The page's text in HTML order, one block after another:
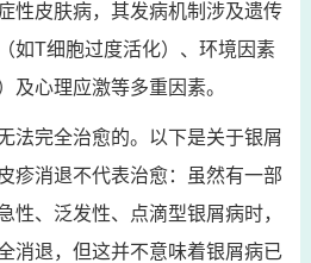
性皮肤病，其发病机制涉及遗传
如T细胞过度活化）、环境因素
及心理应激等多重因素。
法完全治愈的。以下是关于银屑
疹消退不代表治愈：虽然有一部
性、泛发性、点滴型银屑病时，
消退，但这并不意味着银屑病已